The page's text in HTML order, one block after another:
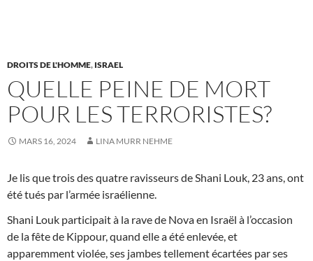
DROITS DE L'HOMME, ISRAEL
QUELLE PEINE DE MORT
POUR LES TERRORISTES?
MARS 16, 2024 LINA MURR NEHME
Je lis que trois des quatre ravisseurs de Shani Louk, 23 ans, ont
été tués par l’armée israélienne.
Shani Louk participait à la rave de Nova en Israël à l’occasion
de la fête de Kippour, quand elle a été enlevée, et
apparemment violée, ses jambes tellement écartées par ses